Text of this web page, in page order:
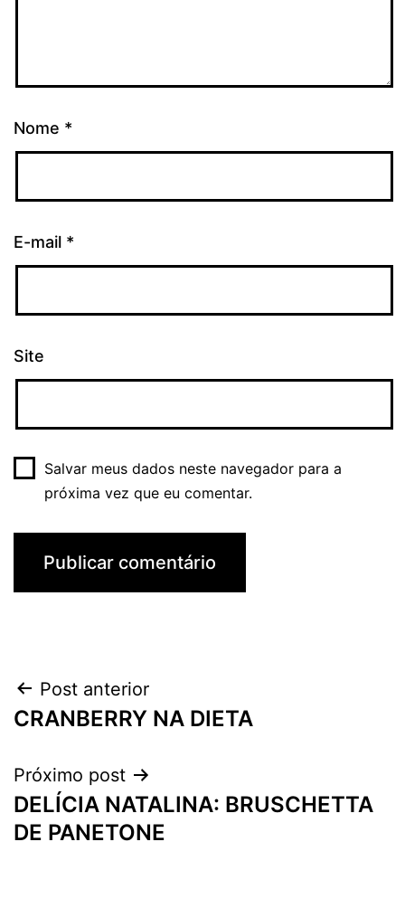
Nome *
E-mail *
Site
Salvar meus dados neste navegador para a
próxima vez que eu comentar.
Navegação
de
Post
Post anterior
CRANBERRY NA DIETA
Próximo post
DELÍCIA NATALINA: BRUSCHETTA
DE PANETONE